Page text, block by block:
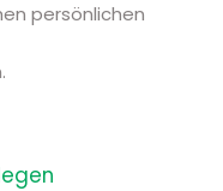
persönlichen